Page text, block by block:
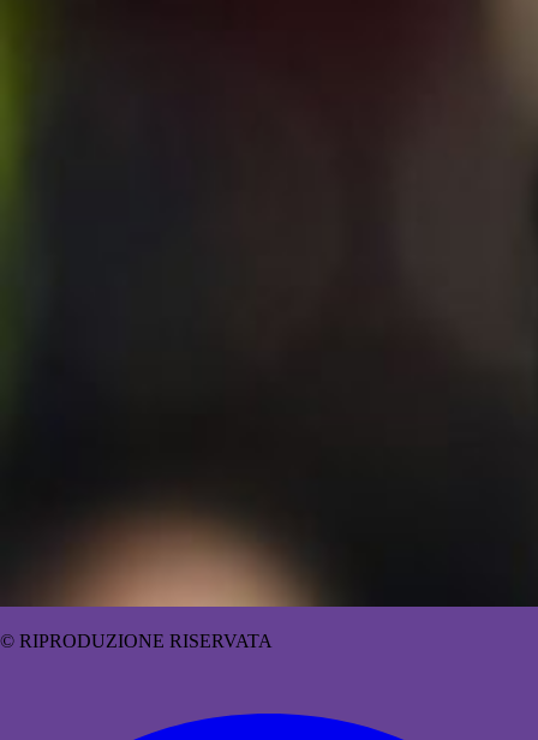
© RIPRODUZIONE RISERVATA